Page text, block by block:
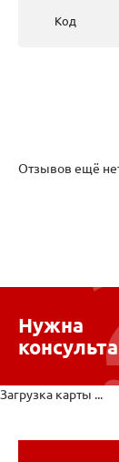
Код
Отзывов ещё
Нужна
Загрузка карты ...